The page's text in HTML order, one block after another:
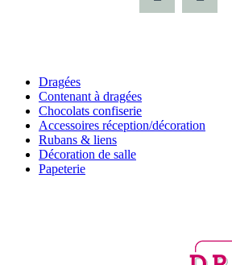
Dragées
Contenant à dragées
Chocolats confiserie
Accessoires réception/décoration
Rubans & liens
Décoration de salle
Papeterie